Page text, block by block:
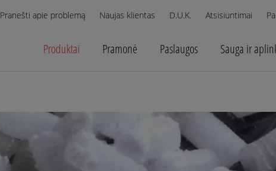
Pranešti apie problemą Naujas klientas D.U.K. Atsisiuntimai
Produktai Pramonė Paslaugos Sauga ir